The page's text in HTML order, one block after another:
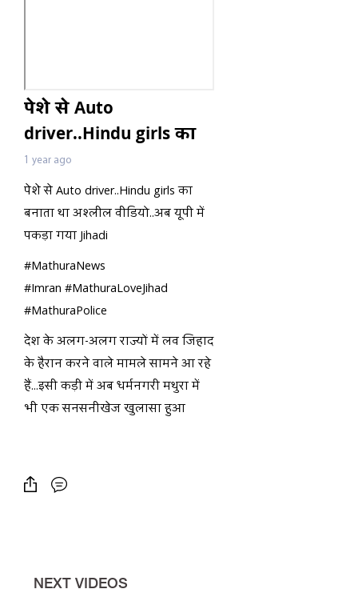
पेशे से Auto
driver..Hindu girls का
बनाता था अश्लील
वीडियो..अब यूपी में पकड़ा
गया Jihadi
1 year ago
पेशे से Auto driver..Hindu girls का
बनाता था अश्लील वीडियो..अब यूपी में
पकड़ा गया Jihadi
#MathuraNews
#Imran #MathuraLoveJihad
#MathuraPolice
देश के अलग-अलग राज्यों में लव जिहाद
के हैरान करने वाले मामले सामने आ रहे
हैं...इसी कड़ी में अब धर्मनगरी मथुरा में
भी एक सनसनीखेज खुलासा हुआ
मानसिकता के कारण उसे पुलिस ने
गिरफ्तार किया है... आरोपी इमरान हिंदू
NEXT VIDEOS